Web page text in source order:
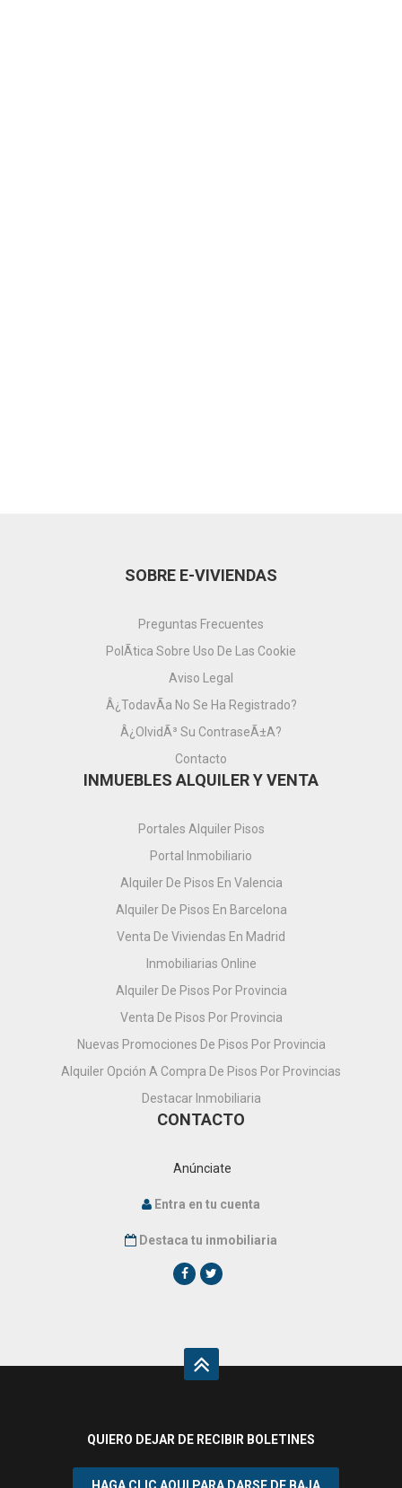
SOBRE E-VIVIENDAS
Preguntas Frecuentes
PolÃ­tica Sobre Uso De Las Cookie
Aviso Legal
Â¿TodavÃ­a No Se Ha Registrado?
Â¿OlvidÃ³ Su ContraseÃ±a?
Contacto
INMUEBLES ALQUILER Y VENTA
Portales Alquiler Pisos
Portal Inmobiliario
Alquiler De Pisos En Valencia
Alquiler De Pisos En Barcelona
Venta De Viviendas En Madrid
Inmobiliarias Online
Alquiler De Pisos Por Provincia
Venta De Pisos Por Provincia
Nuevas Promociones De Pisos Por Provincia
Alquiler Opción A Compra De Pisos Por Provincias
Destacar Inmobiliaria
CONTACTO
Anúnciate
Entra en tu cuenta
Destaca tu inmobiliaria
QUIERO DEJAR DE RECIBIR BOLETINES
¿Acepta cookies y política de privacidad?